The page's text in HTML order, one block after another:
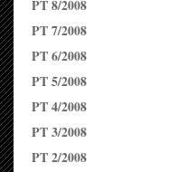
PT 8/2008
PT 7/2008
PT 6/2008
PT 5/2008
PT 4/2008
PT 3/2008
PT 2/2008